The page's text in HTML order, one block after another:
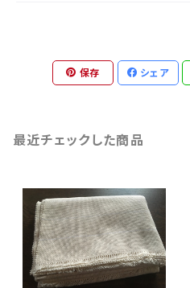
保存 シェア
最近チェックした商品